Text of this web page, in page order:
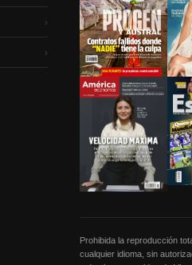
›
›
Prohibida la reproducción
cualquier idioma, sin